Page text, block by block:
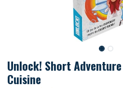
Unlock! Short
Cuisine